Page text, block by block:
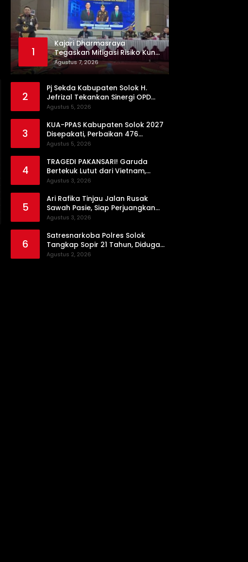
1
Kajari Dharmasraya
Tegaskan Mitigasi Risiko Kunci
Pengadaan Barang dan Jasa
yang Bersih
Agustus 7, 2026
2
Pj Sekda Kabupaten Solok H.
Jefrizal Tekankan Sinergi OPD
demi Percepatan Pembangunan
Agustus 5, 2026
3
KUA-PPAS Kabupaten Solok 2027
Disepakati, Perbaikan 476
Kilometer Jalan Rusak Jadi
Agustus 5, 2026
4
TRAGEDI PAKANSARI! Garuda
Bertekuk Lutut dari Vietnam,
Langkah ke Semifinal Kini di Ujung
Agustus 3, 2026
5
Ari Rafika Tinjau Jalan Rusak
Sawah Pasie, Siap Perjuangkan
Perbaikannya di DPRD
Agustus 3, 2026
6
Satresnarkoba Polres Solok
Tangkap Sopir 21 Tahun, Diduga
Kuasai Satu Paket Sabu di Kubung
Agustus 2, 2026